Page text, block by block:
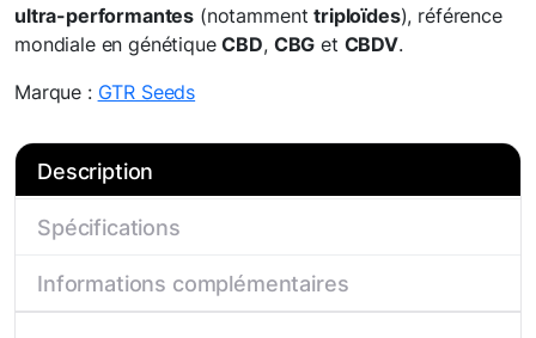
ultra-performantes (notammenttriploïdes), référence
mondiale en génétiqueCBD, CBG et CBDV.
Marque : GTR Seeds
Description
Spécifications
Informations complémentaires